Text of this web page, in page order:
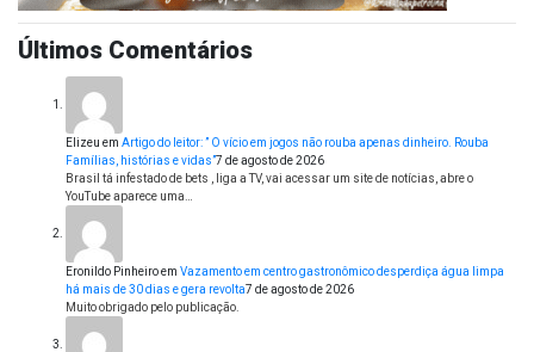
Últimos Comentários
Elizeu em Artigo do leitor: ” O vício em jogos não rouba apenas dinheiro. Rouba
Famílias, histórias e vidas”7 de agosto de 2026
Brasil tá infestado de bets , liga a TV, vai acessar um site de notícias, abre o
YouTube aparece uma…
Eronildo Pinheiroem Vazamento em centro gastronômico desperdiça água limpa
há mais de 30 dias e gera revolta7 de agosto de 2026
Muito obrigado pelo publicação.